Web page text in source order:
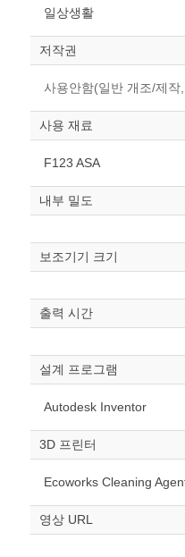
원하는 치수 입력 후 “스케일
조정“ 버튼을 눌러주세요.
너비
mm
높이
mm
mm
스케일
STL다운
일상생활
저작권
사용안함(일반 개조/제
사용 재료
F123 ASA
내부 밀도
보조기기 크기
출력 시간
설계 프로그램
Autodesk Inventor
3D 프린터
Ecoworks Cleaning
영상 URL